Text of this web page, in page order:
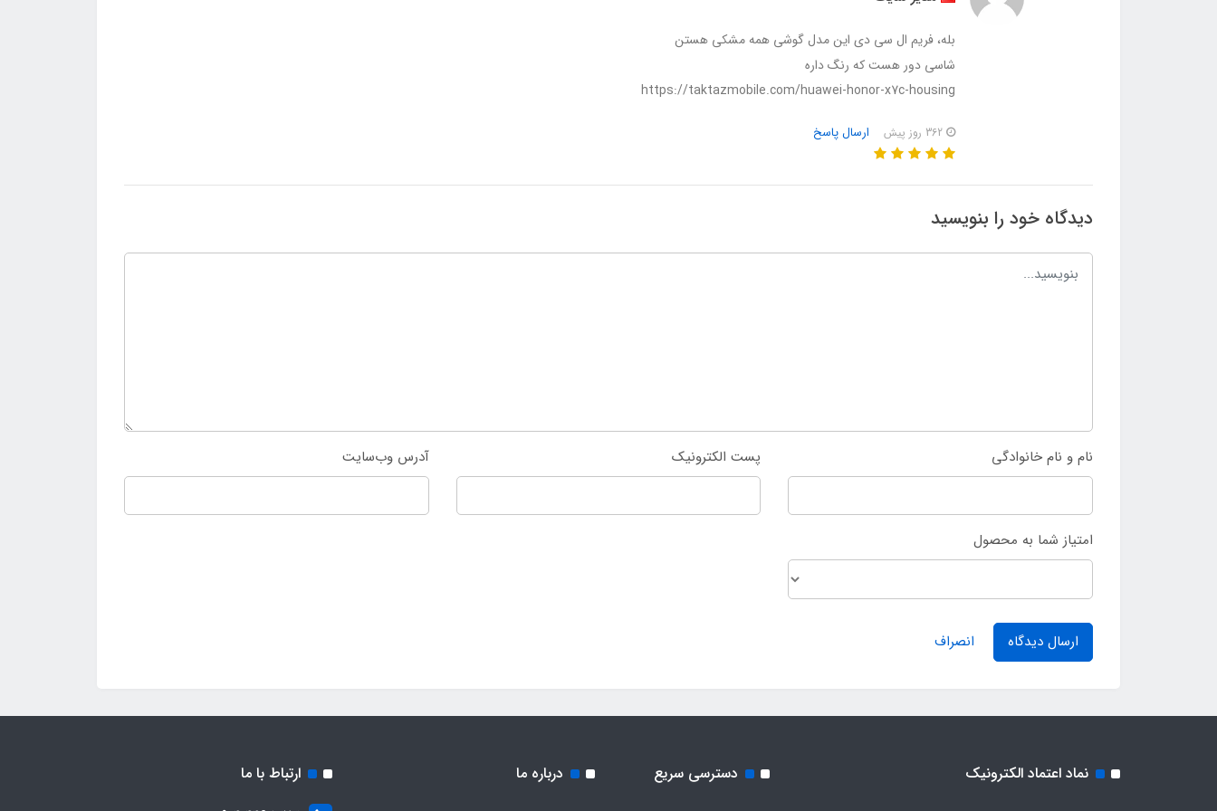
بله، فریم ال سی دی این مدل گوشی همه مشکی هستن
شاسی دور هست که رنگ داره
https://taktazmobile.com/huawei-honor-x7c-housing
ارسال پاسخ
دیدگاه خود را بنویسید
نام و نام خانوادگی پست الکترونیک آدرس وب‌سایت
امتیاز شما به محصول
ارسال دیدگاه انصراف
نماد اعتماد الکترونیک دسترسی سریع درباره ما ارتباط با ما